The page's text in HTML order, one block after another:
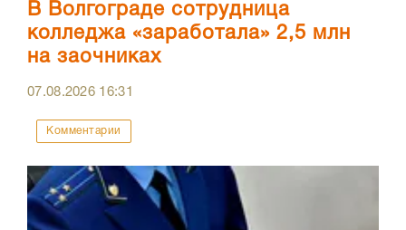
В Волгограде сотрудница
колледжа «заработала» 2,5 млн
на заочниках
07.08.2026 16:31
Комментарии